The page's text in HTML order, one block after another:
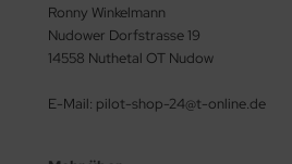
Ronny Winkelmann
Nudower Dorfstrasse 19
14558 Nuthetal OT Nudow
E-Mail: pilot-shop-24@t-online.de